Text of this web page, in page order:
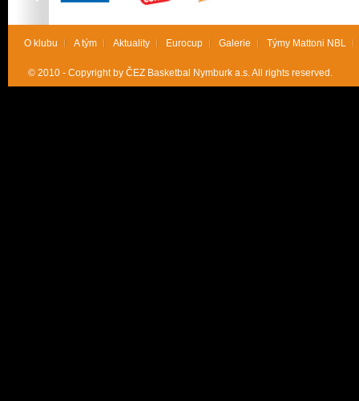
O klubu A tým Aktuality Eurocup Galerie Týmy Mattoni NBL
© 2010 - Copyright by ČEZ Basketbal Nymburk a.s. All rights reserved.